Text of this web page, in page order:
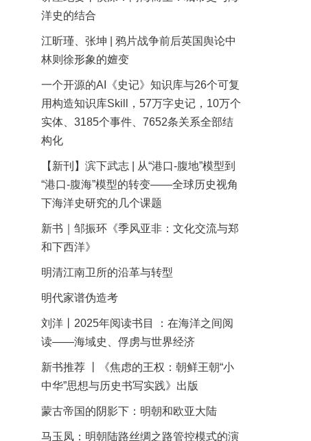
洋史的结合
江昕瑾、张坤 | 鸦片战争前后英国舆论中
林则徐形象的嬗变
一个开源的AI《史记》知识库与26个可复
用构造知识库Skill，57万字史记，10万个
实体、3185个事件、7652条关系全部结
构化
【新刊】滨下武志 | 从“港口-腹地”模型到
“港口-腹海”模型的转变——全球历史视角
下海洋史研究的几个课题
新书｜邹振环《季风亚非：文化交流与郑
和下西洋》
明清江南卫所的沿革与转型
明代家谱伪造考
刘洋丨2025年阅读书目 ：在海洋之间阅
读——海域史、俘虏与世界经济
新书推荐 丨《焦虑的王权：朝鲜王朝“小
中华”思想与历史书写实践》出版
蒙古帝国的阴影下：明朝和欧亚大陆
马玉凤：明朝陆路丝绸之路管控模式的演